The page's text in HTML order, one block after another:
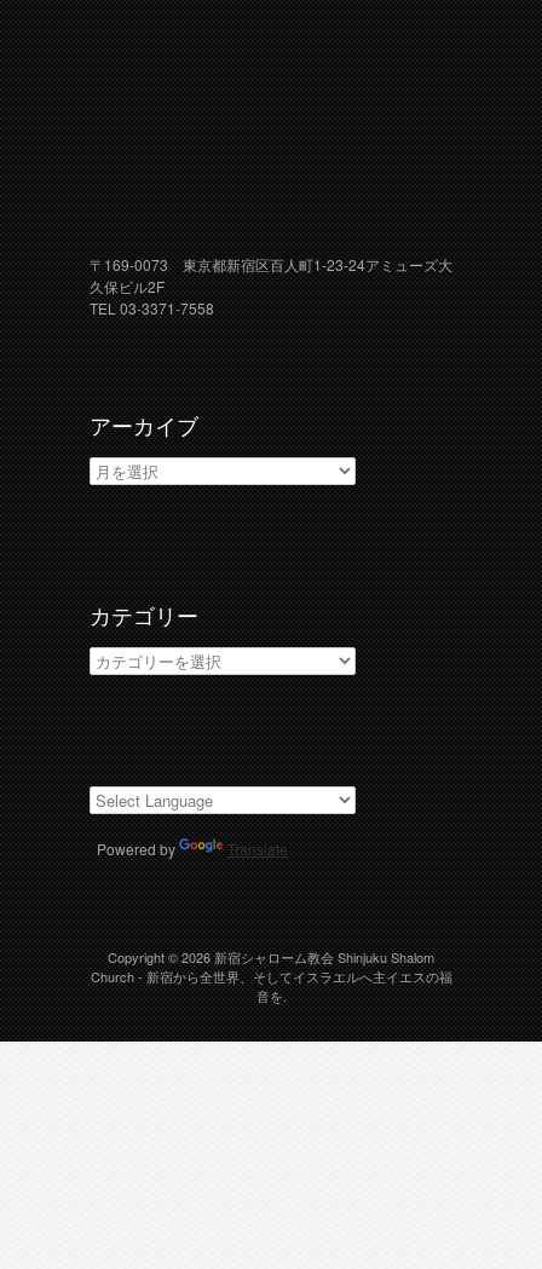
〒169-0073 東京都新宿区百人町1-23-24アミューズ大
久保ビル2F
TEL 03-3371-7558
アーカイブ
ア
ー
カ
イ
ブ
カテゴリー
カ
テ
ゴ
リ
ー
Powered by Translate
Copyright © 2026新宿シャローム教会 Shinjuku Shalom
Church- 新宿から全世界、そしてイスラエルへ主イエスの福
音を.